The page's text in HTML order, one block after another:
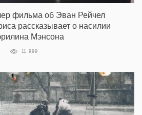
фильма об Эван Рейчел
рассказывает о насилии
Мэнсона
11 999